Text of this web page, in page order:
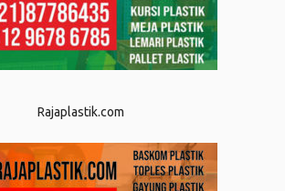
Rajaplastik.com